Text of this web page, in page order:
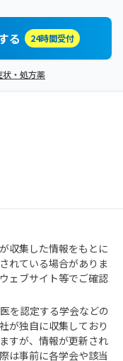
る 24時間受付
状・処方薬
収集した情報をもとに
れている場合がありま
ェブサイト等でご確認
を認定する学会などの
が独自に収集しており
すが、情報が更新され
は事前に各学会や該当